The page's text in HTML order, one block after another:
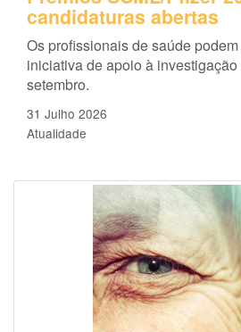
candidaturas abertas
Os profissionais de saúde
iniciativa de apoio à
setembro.
31 Julho 2026
Atualidade